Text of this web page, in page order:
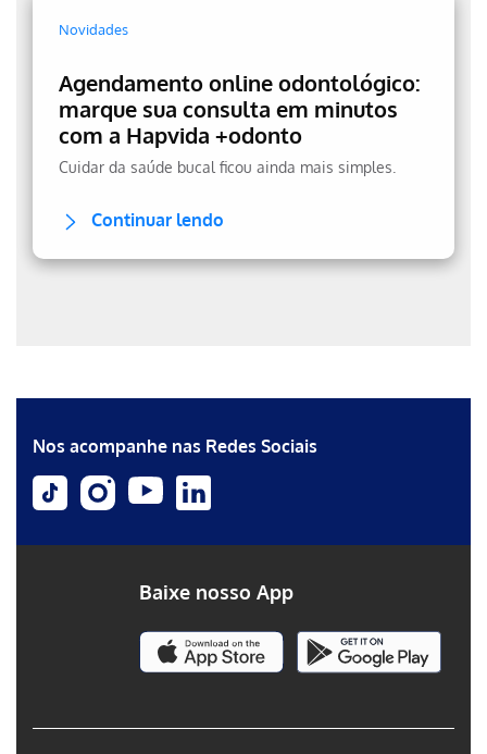
Novidades
Agendamento online odontológico:
marque sua consulta em minutos
com a Hapvida +odonto
Cuidar da saúde bucal ficou ainda mais simples.
Continuar lendo
Nos acompanhe nas Redes Sociais
Baixe nosso App